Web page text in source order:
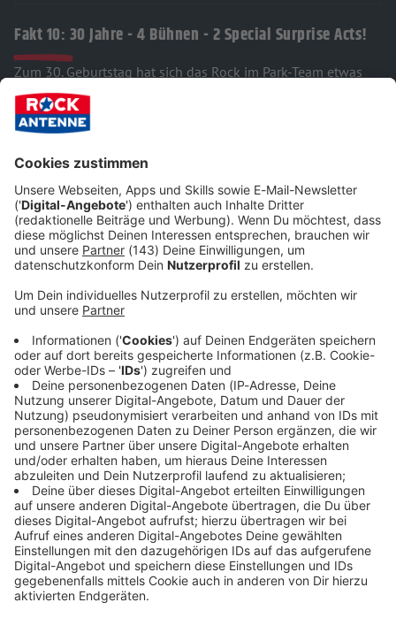
Fakt 10: 30 Jahre - 4 Bühnen - 2 Special Surprise Acts!
Zum 30. Geburtstag hat sich das Rock im Park-Team etwas
ganz besonderes ausgedacht: Statt der üblichen 3 (Utopia
Stage, Mandora Stage & Orbit Stage) wird es in diesem Jahr
VIER Bühnen
Sonntagzwei "Special Surprise Acts"
bleiben. Das wird sicherlich eine große Überraschung!
Nach oben >
Die Geschichte von Rock im Park:
Park!Seit 1997 findet das Open Air als Zwillingsfestival zu
Rock am Ring in Nürnberg statt und hat sich zu einem festen
Bestandteil der europäischen Festivalszene entwickelt. Jahr
für Jahr lockt es Musikfans aus aller Welt nach Nürnberg und
hat schon legendäre Bands wie dieRed Hot Chili Peppers,
Green Day, Foo Fighters und System of a Downauf die
Bühne gebracht.
Auchin diesem Jahrhat der Veranstalter wieder ein Line-up
der Extraklasse zusammengestellt: Unter anderem werden
Korn, Slipknot und Bring Me The Horizondie Bühnen rocken.
Ihr wollt dabei sein?Dann schaltet das Radio ein- es
können immer noch ein paar Last Minute Tickets vergeben
werden.